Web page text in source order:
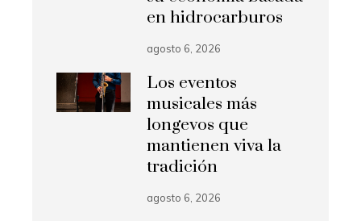
en hidrocarburos
agosto 6, 2026
Los eventos
musicales más
longevos que
mantienen viva la
tradición
agosto 6, 2026